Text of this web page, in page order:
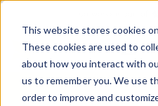
This website stores cookies
These cookies are used to
about how you interact with
us to remember you. We use
order to improve and